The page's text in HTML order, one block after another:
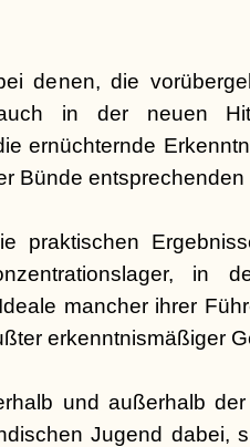
denen, die
in der neuen
ernüchternde
Bünde
praktischen
in
mancher ihrer
erkenntnismäßiger
und außerhalb
Jugend dabei,